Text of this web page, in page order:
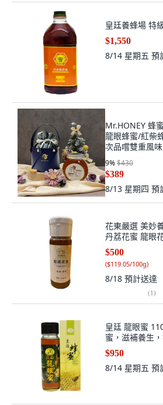
皇廷養蜂場 特
$1,550
8/14 星期五 預
Mr.HONEY 蜂
龍眼蜂蜜/紅柴
次品嚐雙重風
+藍色絨布袋+
9%$430
$389
8/13 星期四 預
花東嚴選 美妙
丹荔花蜜 龍眼
$500
($119.05/100g)
8/18 預計送達
(1)
皇廷 龍眼蜜
蜜，滋補養生
$950
8/14 星期五 預